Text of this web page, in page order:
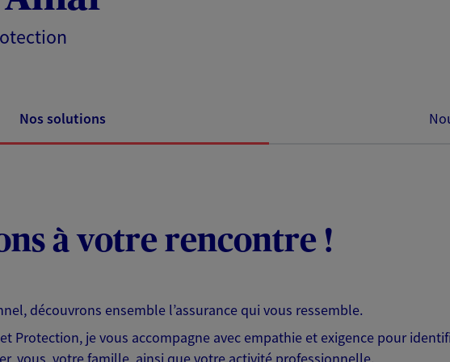
Nos solutions
à votre rencontre !
découvrons ensemble l’assurance qui vous ressemble.
Protection, je vous accompagne avec empathie et exigence pour
vous, votre famille, ainsi que votre activité professionnelle.